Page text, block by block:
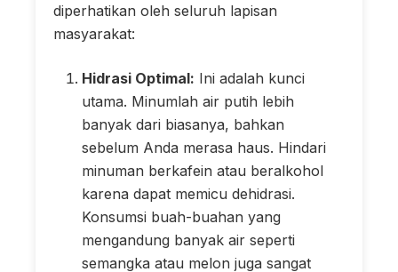
diperhatikan oleh seluruh lapisan
masyarakat:
Hidrasi Optimal: Ini adalah kunci
utama. Minumlah air putih lebih
banyak dari biasanya, bahkan
sebelum Anda merasa haus. Hindari
minuman berkafein atau beralkohol
karena dapat memicu dehidrasi.
Konsumsi buah-buahan yang
mengandung banyak air seperti
semangka atau melon juga sangat